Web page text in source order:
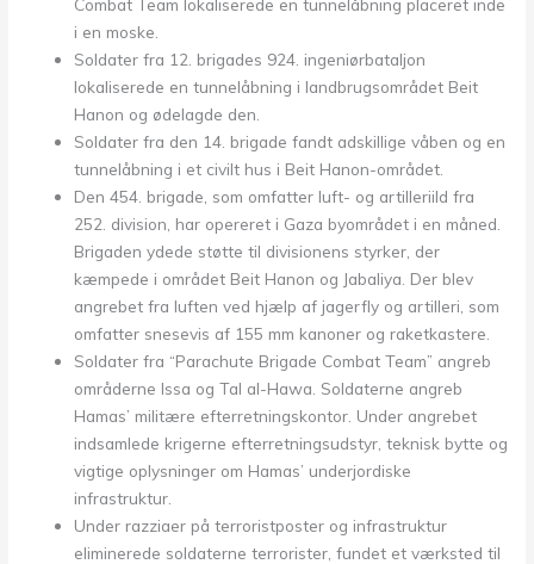
i en moske.
Soldater fra 12. brigades 924. ingeniørbataljon
lokaliserede en tunnelåbning i landbrugsområdet Beit
Hanon og ødelagde den.
Soldater fra den 14. brigade fandt adskillige våben og en
tunnelåbning i et civilt hus i Beit Hanon-området.
Den 454. brigade, som omfatter luft- og artilleriild fra
252. division, har opereret i Gaza byområdet i en måned.
Brigaden ydede støtte til divisionens styrker, der
kæmpede i området Beit Hanon og Jabaliya. Der blev
angrebet fra luften ved hjælp af jagerfly og artilleri, som
omfatter snesevis af 155 mm kanoner og raketkastere.
Soldater fra “Parachute Brigade Combat Team” angreb
områderne Issa og Tal al-Hawa. Soldaterne angreb
Hamas’ militære efterretningskontor. Under angrebet
indsamlede krigerne efterretningsudstyr, teknisk bytte og
vigtige oplysninger om Hamas’ underjordiske
infrastruktur.
Under razziaer på terroristposter og infrastruktur
eliminerede soldaterne terrorister, fundet et værksted til